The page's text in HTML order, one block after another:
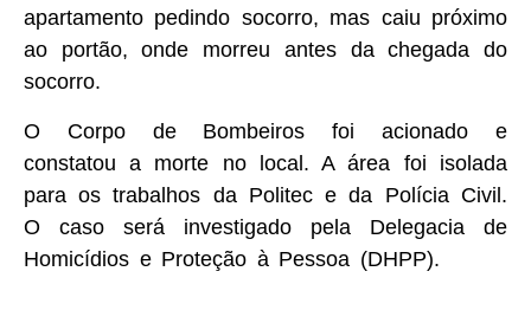
apartamento pedindo socorro, mas caiu próximo
ao portão, onde morreu antes da chegada do
socorro.
O Corpo de Bombeiros foi acionado e
constatou a morte no local. A área foi isolada
para os trabalhos da Politec e da Polícia Civil.
O caso será investigado pela Delegacia de
Homicídios e Proteção à Pessoa (DHPP).